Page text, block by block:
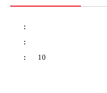
:
:
:
10